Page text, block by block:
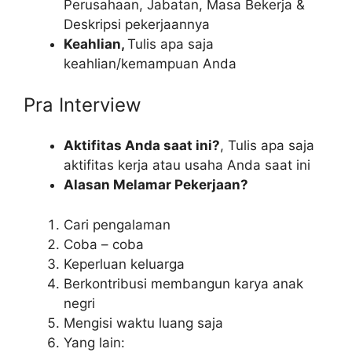
Perusahaan, Jabatan, Masa Bekerja &
Deskripsi pekerjaannya
Keahlian, Tulis apa saja
keahlian/kemampuan Anda
Pra Interview
Aktifitas Anda saat ini?, Tulis apa saja
aktifitas kerja atau usaha Anda saat ini
Alasan Melamar Pekerjaan?
Cari pengalaman
Coba – coba
Keperluan keluarga
Berkontribusi membangun karya anak
negri
Mengisi waktu luang saja
Yang lain: